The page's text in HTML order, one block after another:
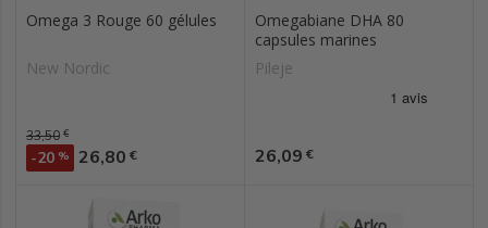
Omega 3 Rouge 60 gélules
New Nordic
Prix de base
33,50 €
-20 % Prix
26,80 €
Omegabiane DHA 80
capsules marines
Pileje
Prix
26,09 €